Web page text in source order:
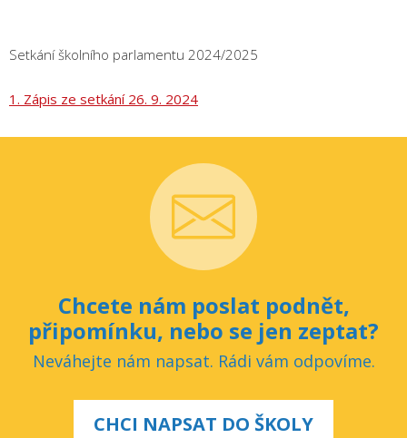
Setkání školního parlamentu 2024/2025
1. Zápis ze setkání 26. 9. 2024
Chcete nám poslat podnět,
připomínku, nebo se jen zeptat?
Neváhejte nám napsat. Rádi vám odpovíme.
CHCI NAPSAT DO ŠKOLY